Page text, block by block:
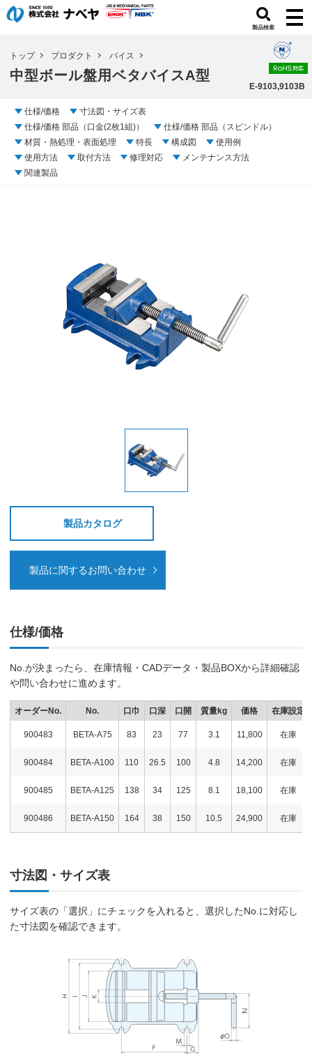
製品検索
トップ プロダクト バイス
中型ボール盤用ベタバイスA型
E-9103,9103B
仕様/価格
寸法図・サイズ表
仕様/価格 部品（口金(2枚1組)）
仕様/価格 部品（スピンドル）
材質・熱処理・表面処理
特長 構成図
使用例
使用方法
取付方法 修理対応
メンテナンス方法
関連製品
製品カタログ
製品に関するお問い合わせ
仕様/価格
No.が決まったら、在庫情報・CADデータ・製品BOXから詳細確認
や問い合わせに進めます。
オーダーNo. No. 口巾 口深 口開 質量kg 価格 在庫設定
900483 BETA-A75 83 23 77 3.1 11,800 在庫
900484 BETA-A100 110 26.5 100 4.8 14,200 在庫
900485 BETA-A125 138 34 125 8.1 18,100 在庫
900486 BETA-A150 164 38 150 10.5 24,900 在庫
寸法図・サイズ表
サイズ表の「選択」にチェックを入れると、選択したNo.に対応し
た寸法図を確認できます。